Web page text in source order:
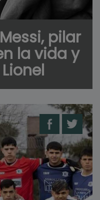
pilar
la vida y